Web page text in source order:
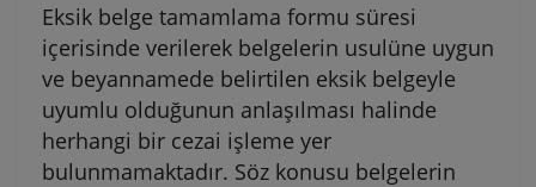
Eksik belge tamamlama formu süresi
içerisinde verilerek belgelerin usulüne uygun
ve beyannamede belirtilen eksik belgeyle
uyumlu olduğunun anlaşılması halinde
herhangi bir cezai işleme yer
bulunmamaktadır. Söz konusu belgelerin